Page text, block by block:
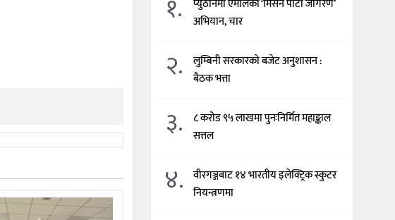
१.
प्युठानमा एमालेको ‘मिसन पार्टी जागरण’
अभियान, चार
२.
लुम्बिनी सरकारको बजेट अनुशासन :
बैठक भत्ता
३.
८ करोड ९५ लाखमा पुनःनिर्मित महाङ्काल
सत्तल
४.
वीरगञ्जबाट १४ भारतीय इलेक्ट्रिक स्कुटर
नियन्त्रणमा